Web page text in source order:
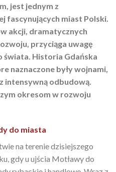
jest jednym z
fascynujących miast Polski.
akcji, dramatycznych
przyciąga uwagę
świata. Historia Gdańska
naznaczone były wojnami,
intensywną odbudową.
okresom w rozwoju
do miasta
na terenie dzisiejszego
gdy u ujścia Motławy do